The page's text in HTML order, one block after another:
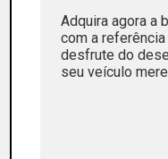
Adquira agora a
com a
desfrute do
seu veículo